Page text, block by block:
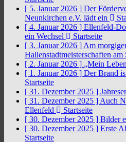
[ 5. Januar 2026 ] Der
Neunkirchen e.V. lädt ein
[ 4. Januar 2026 ] Ellenfeld-
ein Wechsel
Startseite
[ 3. Januar 2026 ] Am
Hallenstadtmeisterschaften am
[ 2. Januar 2026 ] „Mein
[ 1. Januar 2026 ] Der Brand
Startseite
[ 31. Dezember 2025 ]
[ 31. Dezember 2025 ] Auch
Ellenfeld
Startseite
[ 30. Dezember 2025 ] Bilder
[ 30. Dezember 2025 ] Erste
Startseite